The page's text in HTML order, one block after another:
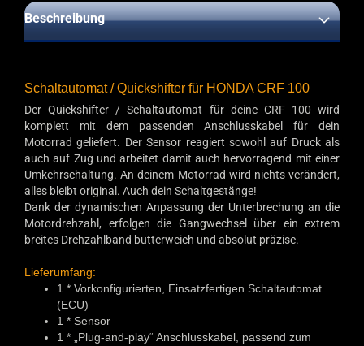
Beschreibung
Schaltautomat / Quickshifter für HONDA CRF 100
Der Quickshifter / Schaltautomat für deine CRF 100 wird
komplett mit dem passenden Anschlusskabel für dein
Motorrad geliefert. Der Sensor reagiert sowohl auf Druck als
auch auf Zug und arbeitet damit auch hervorragend mit einer
Umkehrschaltung. An deinem Motorrad wird nichts verändert,
alles bleibt original. Auch dein Schaltgestänge!
Dank der dynamischen Anpassung der Unterbrechung an die
Motordrehzahl, erfolgen die Gangwechsel über ein extrem
breites Drehzahlband butterweich und absolut präzise.
Lieferumfang:
1 * Vorkonfigurierten, Einsatzfertigen Schaltautomat
(ECU)
1 * Sensor
1 * „Plug-and-play“ Anschlusskabel, passend zum